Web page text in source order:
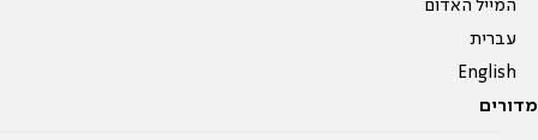
המייל האדום
עברית
English
מדורים